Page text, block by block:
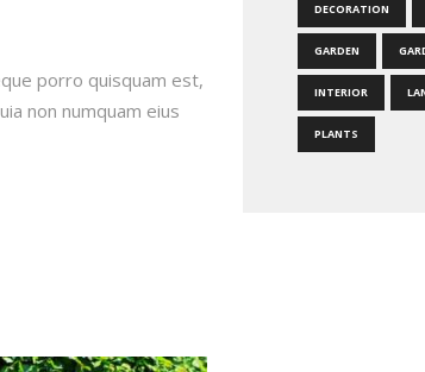
porro quisquam est,
non numquam eius
DECORATION
GARDEN
INTERIOR
PLANTS